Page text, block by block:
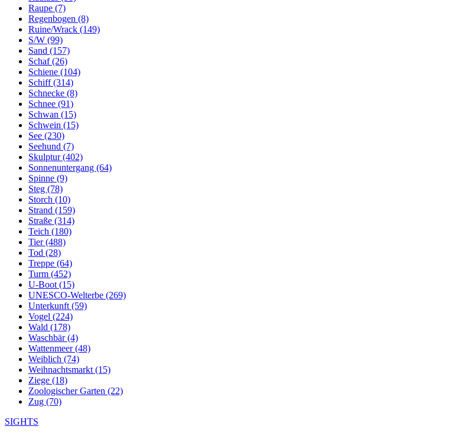
Raupe (7)
Regenbogen (8)
Ruine/Wrack (149)
S/W (99)
Sand (157)
Schaf (26)
Schiene (104)
Schiff (314)
Schnecke (8)
Schnee (91)
Schwan (15)
Schwein (15)
See (230)
Seehund (7)
Skulptur (402)
Sonnenuntergang (64)
Spinne (9)
Steg (78)
Storch (10)
Strand (159)
Straße (314)
Teich (180)
Tier (488)
Tod (28)
Treppe (64)
Turm (452)
U-Boot (15)
UNESCO-Welterbe (269)
Unterkunft (59)
Vogel (224)
Wald (178)
Waschbär (4)
Wattenmeer (48)
Weiblich (74)
Weihnachtsmarkt (15)
Ziege (18)
Zoologischer Garten (22)
Zug (70)
SIGHTS